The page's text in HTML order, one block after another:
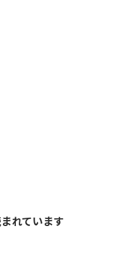
れています